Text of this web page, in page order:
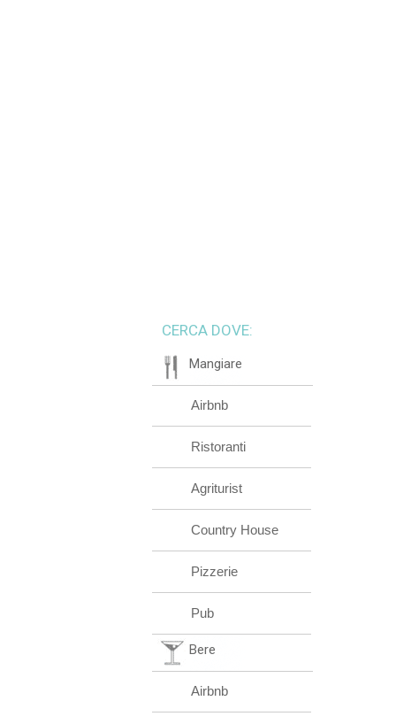
CERCA DOVE:
Mangiare
Airbnb
Ristoranti
Agriturist
Country House
Pizzerie
Pub
Bere
Airbnb